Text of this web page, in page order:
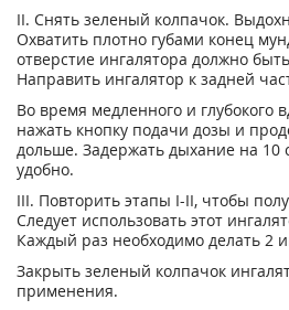
II. Снять зеленый колпачок.
Охватить плотно губами конец
отверстие ингалятора должно
Направить ингалятор к задней
Во время медленного и глубокого
нажать кнопку подачи дозы и
дольше. Задержать дыхание на 10
удобно.
III. Повторить этапы I-II, чтобы
Следует использовать этот
Каждый раз необходимо делать 2
Закрыть зеленый колпачок
применения.